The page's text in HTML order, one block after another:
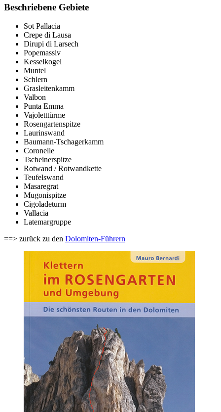
Beschriebene Gebiete
Sot Pallacia
Crepe di Lausa
Dirupi di Larsech
Popemassiv
Kesselkogel
Muntel
Schlern
Grasleitenkamm
Valbon
Punta Emma
Vajoletttürme
Rosengartenspitze
Laurinswand
Baumann-Tschagerkamm
Coronelle
Tscheinerspitze
Rotwand / Rotwandkette
Teufelswand
Masaregrat
Mugonispitze
Cigoladeturm
Vallacia
Latemargruppe
==> zurück zu den Dolomiten-Führern